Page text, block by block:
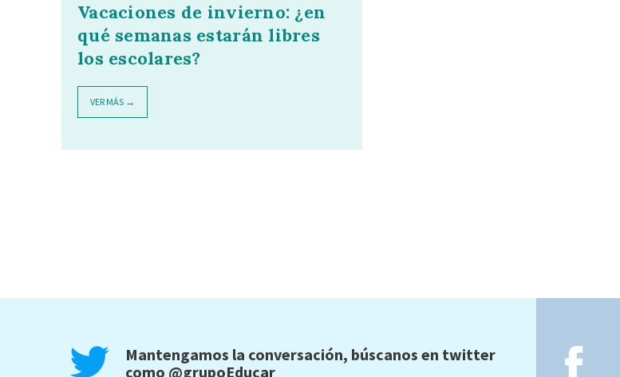
Vacaciones de invierno: ¿en
qué semanas estarán libres
los escolares?
VER MÁS →
Mantengamos la conversación, búscanos en twitter
como @grupoEducar